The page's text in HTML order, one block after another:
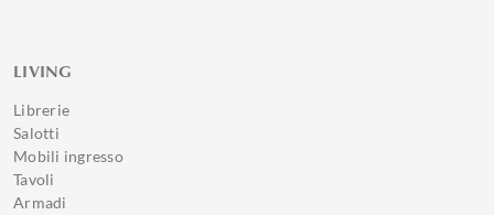
LIVING
Librerie
Salotti
Mobili ingresso
Tavoli
Armadi